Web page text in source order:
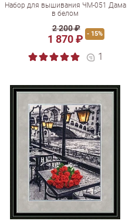
Набор для вышивания ЧМ-051 Дама
в белом
2 200 ₽
1 870 ₽ - 15%
1